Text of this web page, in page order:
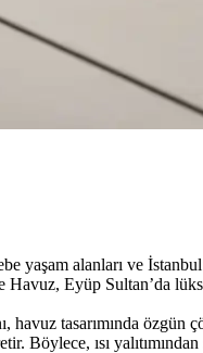
yaşam alanları ve
Havuz, Eyüp Sultan’da
havuz tasarımında
Böylece, ısı